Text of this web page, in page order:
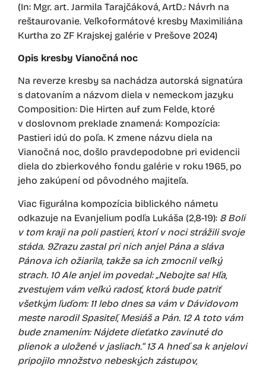
(In: Mgr. art. Jarmila Tarajčáková, ArtD.: Návrh na
reštaurovanie. Veľkoformátové kresby Maximiliána
Kurtha zo ZF Krajskej galérie v Prešove 2024)
Opis kresby Vianočná noc
Na reverze kresby sa nachádza autorská signatúra
s datovaním a názvom diela v nemeckom jazyku
Composition: Die Hirten auf zum Felde, ktoré
v doslovnom preklade znamená: Kompozícia:
Pastieri idú do poľa. K zmene názvu diela na
Vianočná noc, došlo pravdepodobne pri evidencii
diela do zbierkového fondu galérie v roku 1965, po
jeho zakúpení od pôvodného majiteľa.
Viac figurálna kompozícia biblického námetu
odkazuje na Evanjelium podľa Lukáša (2,8-19): 8Boli
v tom kraji na poli pastieri, ktorí v noci strážili svoje
stáda. 9Zrazu zastal pri nich anjel Pána a sláva
Pánova ich ožiarila, takže sa ich zmocnil veľký
strach. 10Ale anjel im povedal: „Nebojte sa! Hľa,
zvestujem vám veľkú radosť, ktorá bude patriť
všetkým ľuďom: 11lebo dnes sa vám v Dávidovom
meste narodil Spasiteľ, Mesiáš a Pán. 12A toto vám
bude znamením: Nájdete dieťatko zavinuté do
plienok a uložené v jasliach.“ 13A hneď sa k anjelovi
pripojilo množstvo nebeských zástupov,